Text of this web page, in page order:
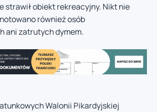
strawił obiekt rekreacyjny. Nikt nie
również osób
ani zatrutych dymem.
Walonii Pikardyjskiej